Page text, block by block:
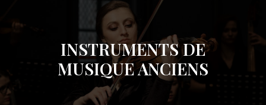
INSTRUMENTS DE
MUSIQUE ANCIENS